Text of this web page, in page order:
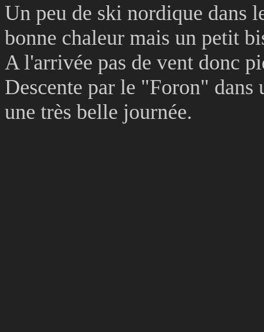
Un peu de ski nordique dans
bonne chaleur mais un petit
A l'arrivée pas de vent donc
Descente par le "Foron" dans
une très belle journée.